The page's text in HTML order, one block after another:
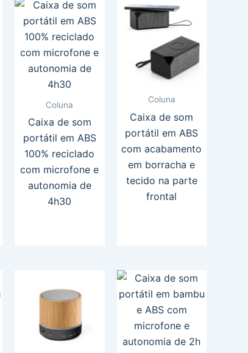
Coluna
Caixa de som
portátil em ABS
100% reciclado
com microfone e
autonomia de
4h30
Coluna
Caixa de som
portátil em ABS
com acabamento
em borracha e
tecido na parte
frontal